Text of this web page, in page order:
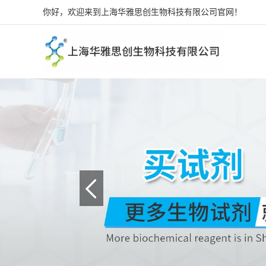
你好，欢迎来到上海华雅思创生物科技有限公司官网！